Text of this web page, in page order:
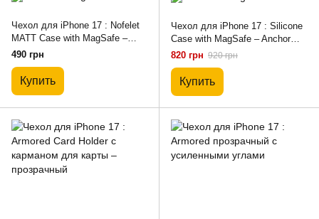
Чехол для iPhone 17 : Nofelet
MATT Case with MagSafe –
Dark Blue
490 грн
Купить
Чехол для iPhone 17 : Silicone
Case with MagSafe – Anchor
Blue
820 грн 920 грн
Купить